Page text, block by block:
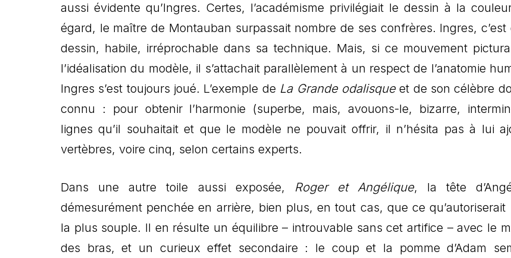
aussi évidente qu’Ingres. Certes, l’académisme privilégiait le dessin à la
égard, le maître de Montauban surpassait nombre de ses confrères. Ingres, c’est
dessin, habile, irréprochable dans sa technique. Mais, si ce mouvement
l’idéalisation du modèle, il s’attachait parallèlement à un respect de l’anatomie
Ingres s’est toujours joué. L’exemple de La Grande odalisqueet de son célèbre
connu : pour obtenir l’harmonie (superbe, mais, avouons-le, bizarre,
lignes qu’il souhaitait et que le modèle ne pouvait offrir, il n’hésita pas à lui
vertèbres, voire cinq, selon certains experts.
Dans une autre toile aussi exposée, Roger et Angélique, la tête
démesurément penchée en arrière, bien plus, en tout cas, que ce qu’autoriserait
la plus souple. Il en résulte un équilibre – introuvable sans cet artifice – avec le
des bras, et un curieux effet secondaire : le coup et la pomme d’Adam